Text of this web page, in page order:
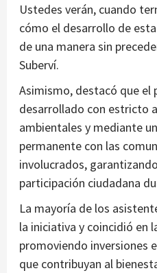
Ustedes verán, cuando
cómo el desarrollo de
de una manera sin
Suberví.
Asimismo, destacó que el
desarrollado con estricto
ambientales y mediante
permanente con las
involucrados,
participación ciudadana
La mayoría de los
la iniciativa y coincidió en
promoviendo inversiones
que contribuyan al